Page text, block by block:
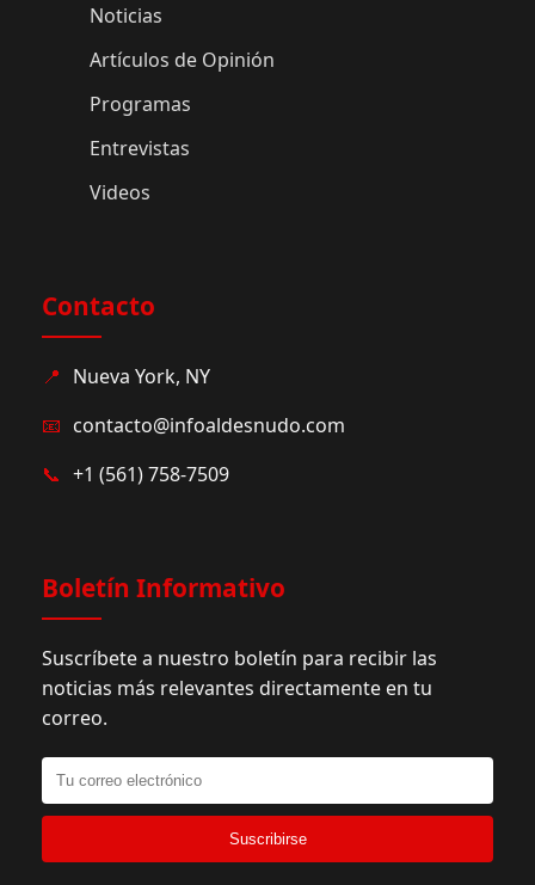
Noticias
Artículos de Opinión
Programas
Entrevistas
Videos
Contacto
📍 Nueva York, NY
📧 contacto@infoaldesnudo.com
📞 +1 (561) 758-7509
Boletín Informativo
Suscríbete a nuestro boletín para recibir las
noticias más relevantes directamente en tu
correo.
Suscribirse